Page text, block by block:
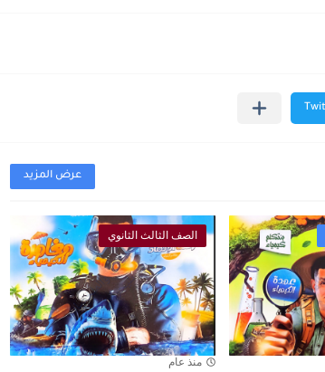
عرض المزيد
الصف الثالث الثانوي
منذ عام